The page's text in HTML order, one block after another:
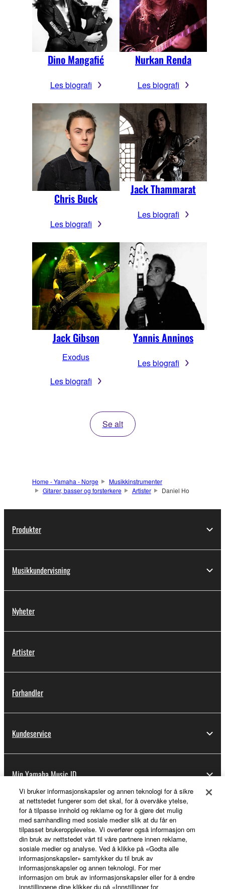
Dino Mangafić
Les biografi
Nurkan Renda
Les biografi
Chris Buck
Les biografi
Jack Thammarat
Les biografi
Jack Gibson
Exodus
Les biografi
Yannis Anninos
Les biografi
Se alt
Home - Yamaha - Norge
Musikkinstrumenter
Gitarer, basser og forsterkere
Artister Daniel Ho
Produkter
Musikkundervisning
Nyheter
Artister
Forhandler
Kundeservice
Min Yamaha Music ID
Om Yamaha
Norge - Norwegian
Virksomhet
Vi bruker informasjonskapsler og annen teknologi for å sikre
at nettstedet fungerer som det skal, for å overvåke ytelse,
for å tilpasse innhold og reklame og for å gjøre det mulig
med samhandling med sosiale medier slik at du får en
tilpasset brukeropplevelse. Vi overfører også informasjon om
din bruk av nettstedet vårt til våre partnere innen reklame,
sosiale medier og analyse. Ved å klikke på «Godta alle
informasjonskapsler» samtykker du til bruk av
informasjonskapsler og annen teknologi. For mer
informasjon om bruk av informasjonskapsler eller for å endre
innstillingene dine klikker du på «Innstillinger for